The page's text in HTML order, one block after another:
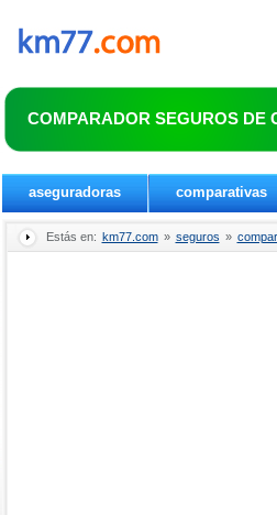
COMPARADOR SEGUROS DE
aseguradoras comparativas
Estás en: km77.com » seguros »